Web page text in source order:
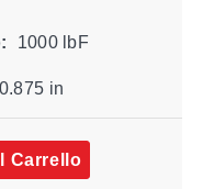
1000 lbF
0.875 in
Carrello